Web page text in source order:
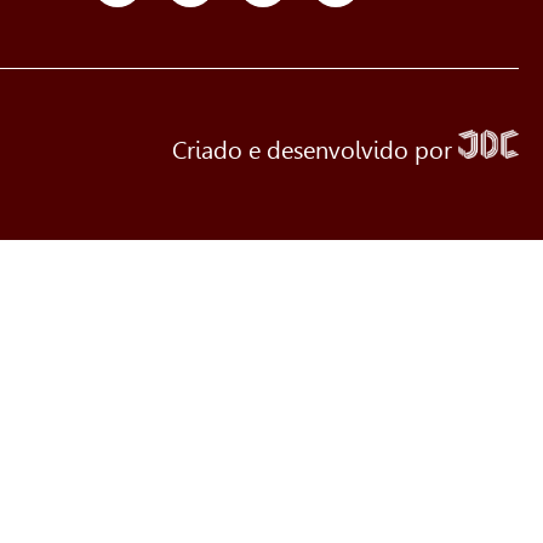
Criado e desenvolvido por